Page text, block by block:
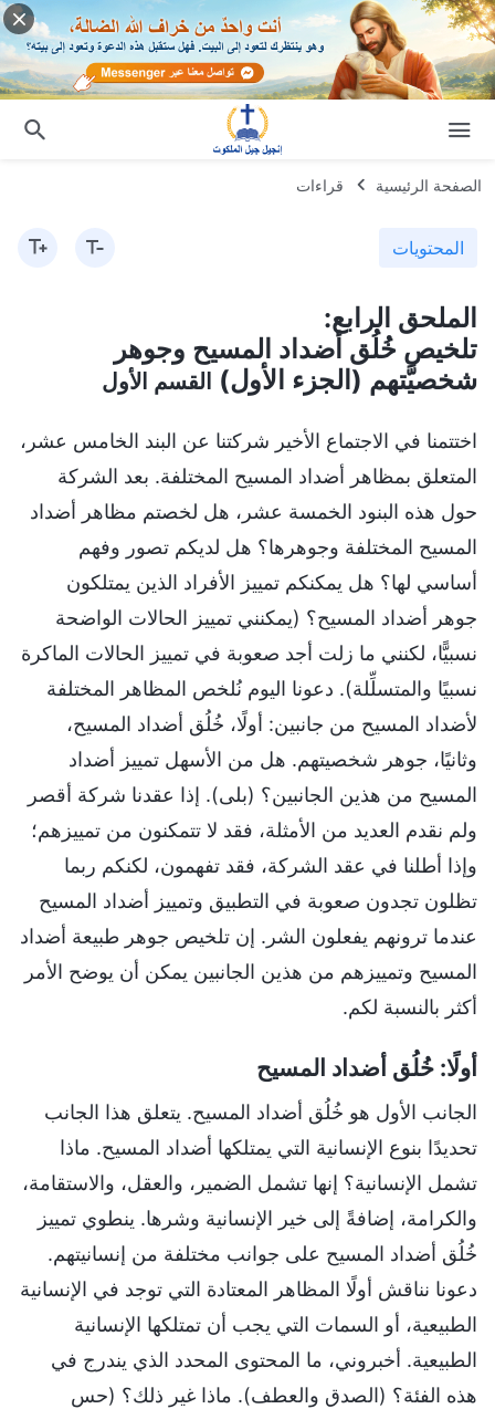
الصفحة الرئيسية قراءات
المحتويات
الملحق الرابع:
تلخيص خُلُق أضداد المسيح وجوهر
شخصيَّتهم (الجزء الأول) القسم الأول
اختتمنا في الاجتماع الأخير شركتنا عن البند الخامس عشر،
المتعلق بمظاهر أضداد المسيح المختلفة. بعد الشركة
حول هذه البنود الخمسة عشر، هل لخصتم مظاهر أضداد
المسيح المختلفة وجوهرها؟ هل لديكم تصور وفهم
أساسي لها؟ هل يمكنكم تمييز الأفراد الذين يمتلكون
جوهر أضداد المسيح؟ (يمكنني تمييز الحالات الواضحة
نسبيًّا، لكنني ما زلت أجد صعوبة في تمييز الحالات الماكرة
نسبيًا والمتسلِّلة). دعونا اليوم نُلخص المظاهر المختلفة
لأضداد المسيح من جانبين: أولًا، خُلُق أضداد المسيح،
وثانيًا، جوهر شخصيتهم. هل من الأسهل تمييز أضداد
المسيح من هذين الجانبين؟ (بلى). إذا عقدنا شركة أقصر
ولم نقدم العديد من الأمثلة، فقد لا تتمكنون من تمييزهم؛
وإذا أطلنا في عقد الشركة، فقد تفهمون، لكنكم ربما
تظلون تجدون صعوبة في التطبيق وتمييز أضداد المسيح
عندما ترونهم يفعلون الشر. إن تلخيص جوهر طبيعة أضداد
المسيح وتمييزهم من هذين الجانبين يمكن أن يوضح الأمر
أكثر بالنسبة لكم.
أولًا: خُلُق أضداد المسيح
الجانب الأول هو خُلُق أضداد المسيح. يتعلق هذا الجانب
تحديدًا بنوع الإنسانية التي يمتلكها أضداد المسيح. ماذا
تشمل الإنسانية؟ إنها تشمل الضمير، والعقل، والاستقامة،
والكرامة، إضافةً إلى خير الإنسانية وشرها. ينطوي تمييز
خُلُق أضداد المسيح على جوانب مختلفة من إنسانيتهم.
دعونا نناقش أولًا المظاهر المعتادة التي توجد في الإنسانية
الطبيعية، أو السمات التي يجب أن تمتلكها الإنسانية
الطبيعية. أخبروني، ما المحتوى المحدد الذي يندرج في
هذه الفئة؟ (الصدق والعطف). ماذا غير ذلك؟ (حس